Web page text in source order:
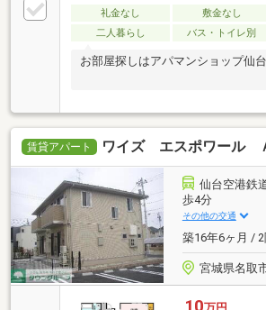
礼金なし 敷金なし
二人暮らし
バス・トイレ別
お部屋探しはアパマンショップ仙
賃貸アパート ワイズ エスポワール
仙台空港鉄
歩4分
その他の交通
築16年6ヶ月 /
宮城県名取
10